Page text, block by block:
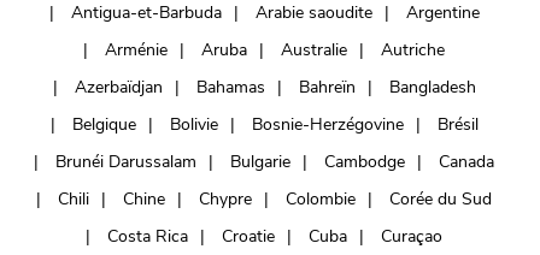
Antigua-et-Barbuda
Arabie saoudite
Argentine
Arménie
Aruba Australie
Autriche
Azerbaïdjan
Bahamas Bahreïn
Bangladesh
Belgique
Bolivie Bosnie-Herzégovine
Brésil
Brunéi Darussalam
Bulgarie Cambodge
Canada
Chili
Chine Chypre Colombie
Corée du Sud
Costa Rica
Croatie Cuba Curaçao